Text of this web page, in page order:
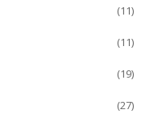
(11)
(11)
(19)
(27)